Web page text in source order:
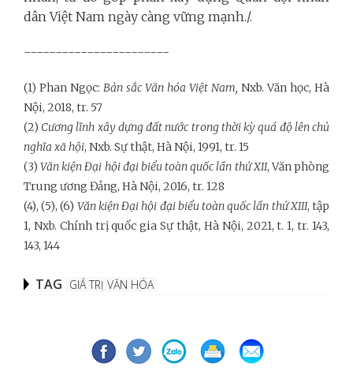
dân Việt Nam ngày càng vững mạnh./.
-----------------------
(1) Phan Ngọc: Bản sắc Văn hóa Việt Nam, Nxb. Văn học, Hà
Nội, 2018, tr. 57
(2) Cương lĩnh xây dựng đất nước trong thời kỳ quá độ lên chủ
nghĩa xã hội, Nxb. Sự thật, Hà Nội, 1991, tr. 15
(3)Văn kiện Đại hội đại biểu toàn quốc lần thứ XII, Văn phòng
Trung ương Đảng, Hà Nội, 2016, tr. 128
(4), (5), (6) Văn kiện Đại hội đại biểu toàn quốc lần thứ XIII, tập
1, Nxb. Chính trị quốc gia Sự thật, Hà Nội, 2021, t. 1, tr. 143,
143, 144
TAG GIÁ TRỊ VĂN HÓA